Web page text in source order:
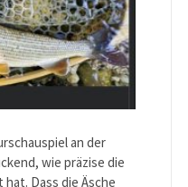
an der
wie präzise die
Dass die Äsche